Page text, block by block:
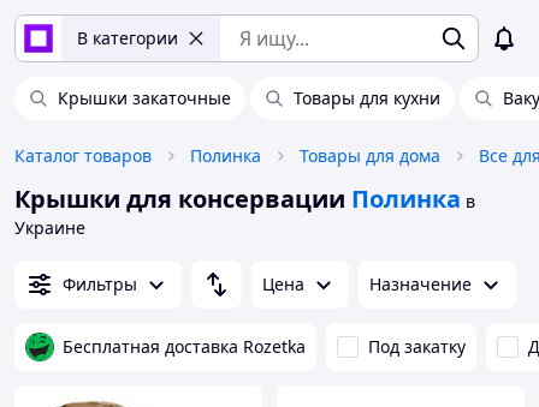
В категории
Крышки закаточные Товары для кухни
Каталог товаров Полинка Товары для дома Все
Крышки для консервации Полинка в
Украине
Фильтры Цена Назначение
Бесплатная доставка Rozetka Под закатку